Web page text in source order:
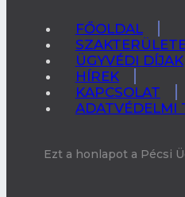
FŐOLDAL
ÜGYVÉDI DÍJAK
HÍREK
KAPCSOLAT
ADATVÉDELMI
Ezt a honlapot a Pécsi